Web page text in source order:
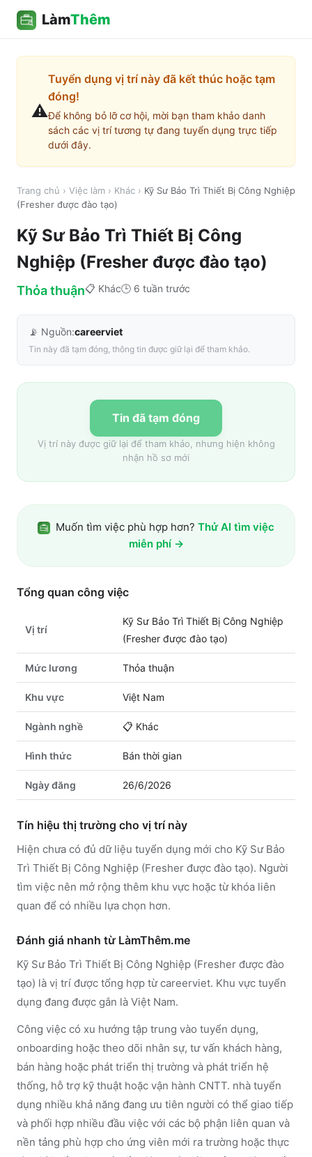
LàmThêm
⚠️
Tuyển dụng vị trí này đã kết thúc hoặc tạm
đóng!
Để không bỏ lỡ cơ hội, mời bạn tham khảo danh
sách các vị trí tương tự đang tuyển dụng trực tiếp
dưới đây.
Trang chủ › Việc làm › Khác › Kỹ Sư Bảo Trì Thiết Bị Công Nghiệp
(Fresher được đào tạo)
Kỹ Sư Bảo Trì Thiết Bị Công
Nghiệp (Fresher được đào tạo)
Thỏa thuận📋 Khác🕒 6 tuần trước
📡 Nguồn:careerviet
Tin này đã tạm đóng, thông tin được giữ lại để tham khảo.
Tin đã tạm đóng
Vị trí này được giữ lại để tham khảo, nhưng hiện không
nhận hồ sơ mới
Muốn tìm việc phù hợp hơn? Thử AI tìm việc
miễn phí →
Tổng quan công việc
Vị trí
Kỹ Sư Bảo Trì Thiết Bị Công Nghiệp
(Fresher được đào tạo)
Mức lương Thỏa thuận
Khu vực Việt Nam
Ngành nghề 📋 Khác
Hình thức Bán thời gian
Ngày đăng 26/6/2026
Tín hiệu thị trường cho vị trí này
Hiện chưa có đủ dữ liệu tuyển dụng mới cho Kỹ Sư Bảo
Trì Thiết Bị Công Nghiệp (Fresher được đào tạo). Người
tìm việc nên mở rộng thêm khu vực hoặc từ khóa liên
quan để có nhiều lựa chọn hơn.
Đánh giá nhanh từ LàmThêm.me
Kỹ Sư Bảo Trì Thiết Bị Công Nghiệp (Fresher được đào
tạo) là vị trí được tổng hợp từ careerviet. Khu vực tuyển
dụng đang được gắn là Việt Nam.
Công việc có xu hướng tập trung vào tuyển dụng,
onboarding hoặc theo dõi nhân sự, tư vấn khách hàng,
bán hàng hoặc phát triển thị trường và phát triển hệ
thống, hỗ trợ kỹ thuật hoặc vận hành CNTT. nhà tuyển
dụng nhiều khả năng đang ưu tiên người có thể giao tiếp
và phối hợp nhiều đầu việc với các bộ phận liên quan và
nền tảng phù hợp cho ứng viên mới ra trường hoặc thực